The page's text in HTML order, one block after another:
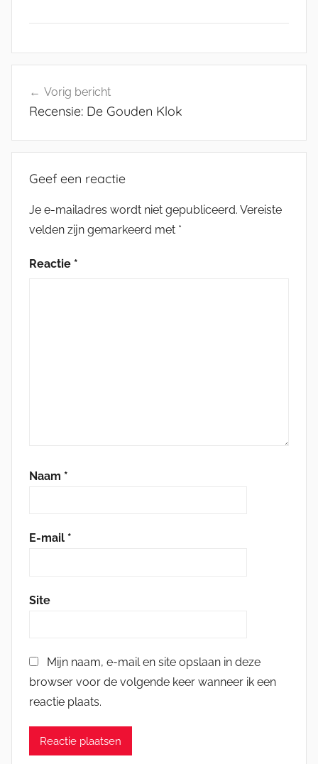
navigatie
Vorig bericht
Recensie: De Gouden Klok
Geef een reactie
Je e-mailadres wordt niet gepubliceerd. Vereiste
velden zijn gemarkeerd met *
Reactie *
Naam *
E-mail *
Site
Mijn naam, e-mail en site opslaan in deze
browser voor de volgende keer wanneer ik een
reactie plaats.